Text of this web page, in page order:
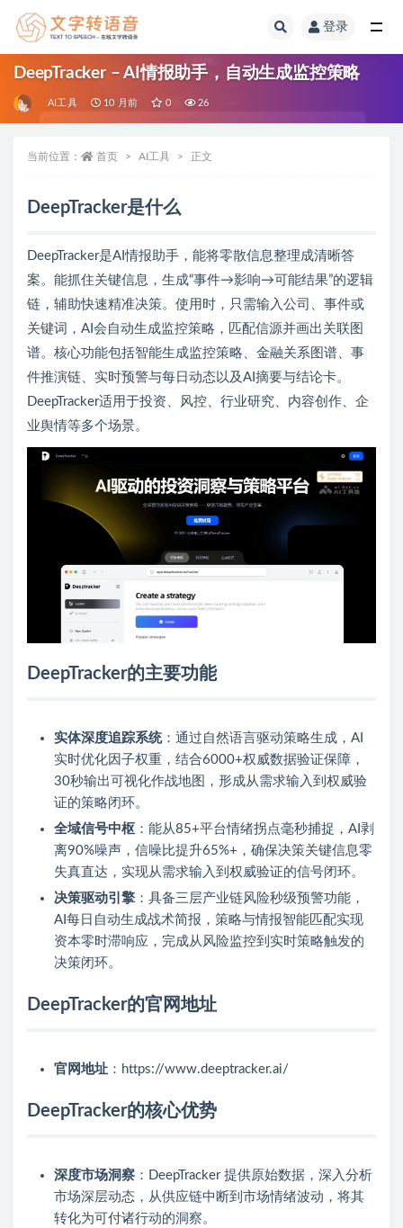
登录
DeepTracker – AI情报助手，自动生成监控策略
AI工具 10 月前 0 26
当前位置： 首页 AI工具 正文
DeepTracker是什么
DeepTracker是AI情报助手，能将零散信息整理成清晰答
案。能抓住关键信息，生成“事件→影响→可能结果”的逻辑
链，辅助快速精准决策。使用时，只需输入公司、事件或
关键词，AI会自动生成监控策略，匹配信源并画出关联图
谱。核心功能包括智能生成监控策略、金融关系图谱、事
件推演链、实时预警与每日动态以及AI摘要与结论卡。
DeepTracker适用于投资、风控、行业研究、内容创作、企
业舆情等多个场景。
DeepTracker的主要功能
实体深度追踪系统：通过自然语言驱动策略生成，AI
实时优化因子权重，结合6000+权威数据验证保障，
30秒输出可视化作战地图，形成从需求输入到权威验
证的策略闭环。
全域信号中枢 ：能从85+平台情绪拐点毫秒捕捉，AI剥
离90%噪声，信噪比提升65%+，确保决策关键信息零
失真直达，实现从需求输入到权威验证的信号闭环。
决策驱动引擎 ：具备三层产业链风险秒级预警功能，
AI每日自动生成战术简报，策略与情报智能匹配实现
资本零时滞响应，完成从风险监控到实时策略触发的
决策闭环。
DeepTracker的官网地址
官网地址 ：https://www.deeptracker.ai/
DeepTracker的核心优势
深度市场洞察 ：DeepTracker 提供原始数据，深入分析
市场深层动态，从供应链中断到市场情绪波动，将其
转化为可付诸行动的洞察。